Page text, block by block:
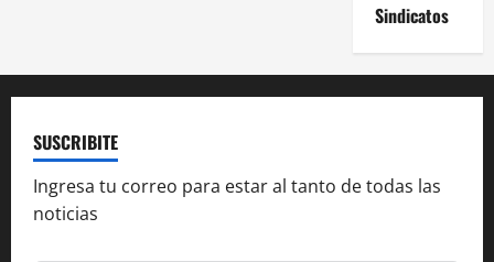
Sindicatos
SUSCRIBITE
Ingresa tu correo para estar al tanto de todas las
noticias